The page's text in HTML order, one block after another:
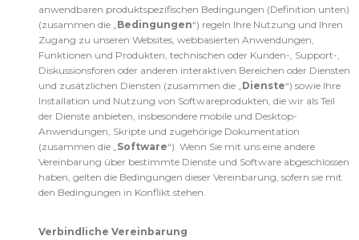
anwendbaren produktspezifischen Bedingungen (Definition unten)
(zusammen die „Bedingungen“) regeln Ihre Nutzung und Ihren
Zugang zu unseren Websites, webbasierten Anwendungen,
Funktionen und Produkten, technischen oder Kunden-, Support-,
Diskussionsforen oder anderen interaktiven Bereichen oder Diensten
und zusätzlichen Diensten (zusammen die „Dienste“) sowie Ihre
Installation und Nutzung von Softwareprodukten, die wir als Teil
der Dienste anbieten, insbesondere mobile und Desktop-
Anwendungen, Skripte und zugehörige Dokumentation
(zusammen die „Software“). Wenn Sie mit uns eine andere
Vereinbarung über bestimmte Dienste und Software abgeschlossen
haben, gelten die Bedingungen dieser Vereinbarung, sofern sie mit
den Bedingungen in Konflikt stehen.
Verbindliche Vereinbarung